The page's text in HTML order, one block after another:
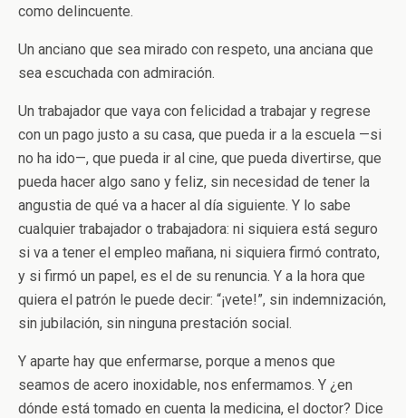
como delincuente.
Un anciano que sea mirado con respeto, una anciana que
sea escuchada con admiración.
Un trabajador que vaya con felicidad a trabajar y regrese
con un pago justo a su casa, que pueda ir a la escuela —si
no ha ido—, que pueda ir al cine, que pueda divertirse, que
pueda hacer algo sano y feliz, sin necesidad de tener la
angustia de qué va a hacer al día siguiente. Y lo sabe
cualquier trabajador o trabajadora: ni siquiera está seguro
si va a tener el empleo mañana, ni siquiera firmó contrato,
y si firmó un papel, es el de su renuncia. Y a la hora que
quiera el patrón le puede decir: “¡vete!”, sin indemnización,
sin jubilación, sin ninguna prestación social.
Y aparte hay que enfermarse, porque a menos que
seamos de acero inoxidable, nos enfermamos. Y ¿en
dónde está tomado en cuenta la medicina, el doctor? Dice